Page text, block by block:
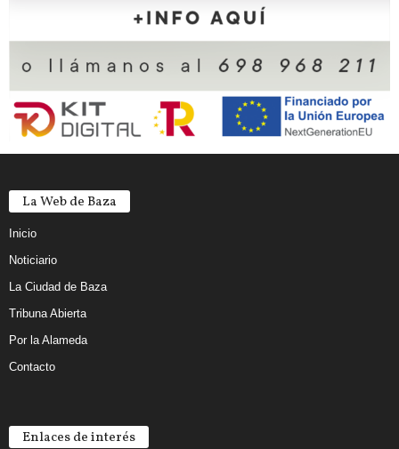
La Web de Baza
Inicio
Noticiario
La Ciudad de Baza
Tribuna Abierta
Por la Alameda
Contacto
Enlaces de interés